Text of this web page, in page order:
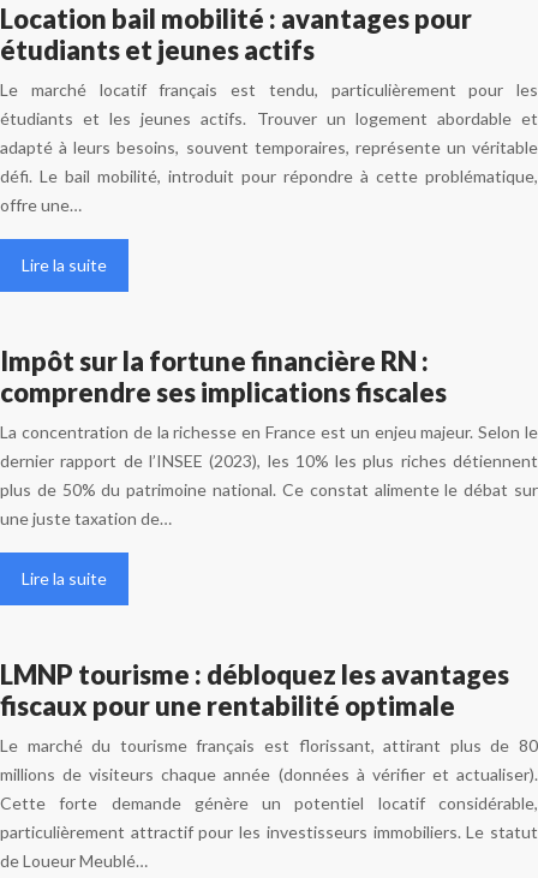
Location bail mobilité : avantages pour
étudiants et jeunes actifs
Le marché locatif français est tendu, particulièrement pour les
étudiants et les jeunes actifs. Trouver un logement abordable et
adapté à leurs besoins, souvent temporaires, représente un véritable
défi. Le bail mobilité, introduit pour répondre à cette problématique,
offre une…
Lire la suite
Impôt sur la fortune financière RN :
comprendre ses implications fiscales
La concentration de la richesse en France est un enjeu majeur. Selon le
dernier rapport de l’INSEE (2023), les 10% les plus riches détiennent
plus de 50% du patrimoine national. Ce constat alimente le débat sur
une juste taxation de…
Lire la suite
LMNP tourisme : débloquez les avantages
fiscaux pour une rentabilité optimale
Le marché du tourisme français est florissant, attirant plus de 80
millions de visiteurs chaque année (données à vérifier et actualiser).
Cette forte demande génère un potentiel locatif considérable,
particulièrement attractif pour les investisseurs immobiliers. Le statut
de Loueur Meublé…